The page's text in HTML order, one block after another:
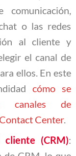
o las redes
al cliente y
el canal de
ellos. En este
cómo se
canales de
Center.
(CRM):